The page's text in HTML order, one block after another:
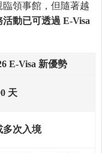
領事館，但隨著越
活動已可透過 E-Visa
E-Visa新優勢
天
多次入境